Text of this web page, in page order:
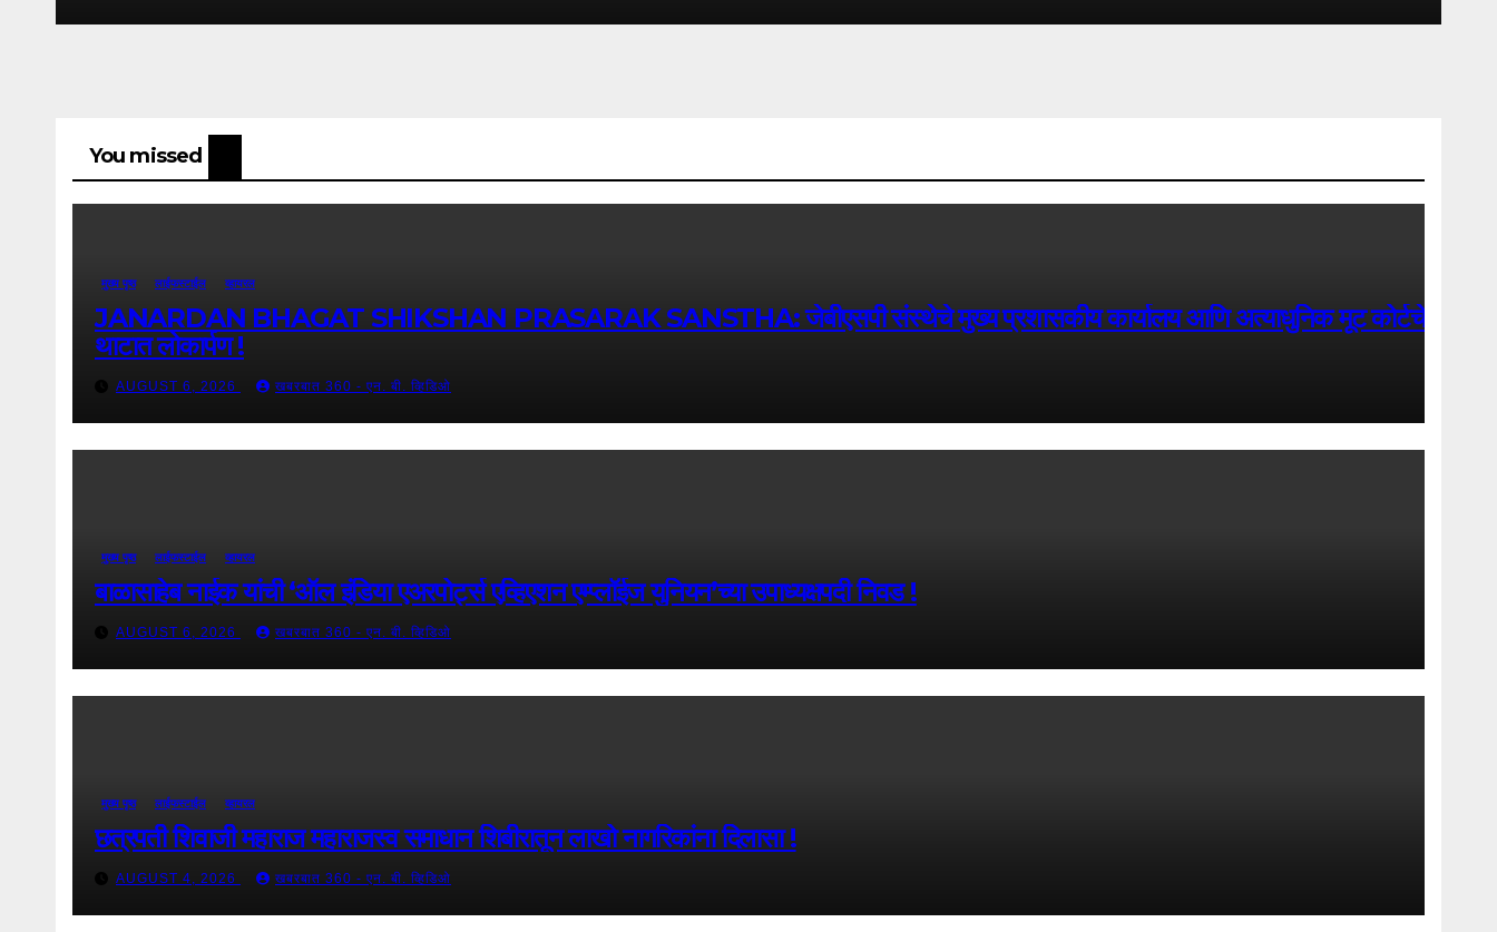
You missed
मुख्य पृष्ठ लाईफस्टाईल व्हायरल
JANARDAN BHAGAT SHIKSHAN PRASARAK SANSTHA: जेबीएसपी संस्थेचे मुख्य प्रशासकीय कार्यालय आणि अत्याधुनिक मूट कोर्टचे
थाटात लोकार्पण !
AUGUST 6, 2026 खबरबात 360 - एन. बी. व्हिडिओ
मुख्य पृष्ठ लाईफस्टाईल व्हायरल
बाळासाहेब नाईक यांची ‘ऑल इंडिया एअरपोर्ट्स एव्हिएशन एम्प्लॉईज युनियन’च्या उपाध्यक्षपदी निवड !
AUGUST 6, 2026 खबरबात 360 - एन. बी. व्हिडिओ
मुख्य पृष्ठ लाईफस्टाईल व्हायरल
छत्रपती शिवाजी महाराज महाराजस्व समाधान शिबीरातून लाखो नागरिकांना दिलासा !
AUGUST 4, 2026 खबरबात 360 - एन. बी. व्हिडिओ